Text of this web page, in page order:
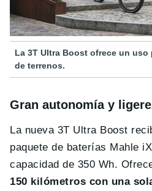
La 3T Ultra Boost ofrece un
de terrenos.
Gran autonomía y
La nueva 3T Ultra Boost
paquete de baterías Mahle
capacidad de 350 Wh.
150 kilómetros con una